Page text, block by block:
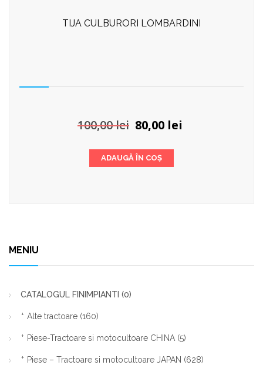
TIJA CULBURORI LOMBARDINI
100,00lei Prețul
a
fost:
80,00 lei
ADAUGĂ ÎN COȘ
MENIU
CATALOGUL FINIMPIANTI (0)
Alte tractoare (160)
Piese-Tractoare si motocultoare CHINA (5)
Piese – Tractoare si motocultoare JAPAN (628)